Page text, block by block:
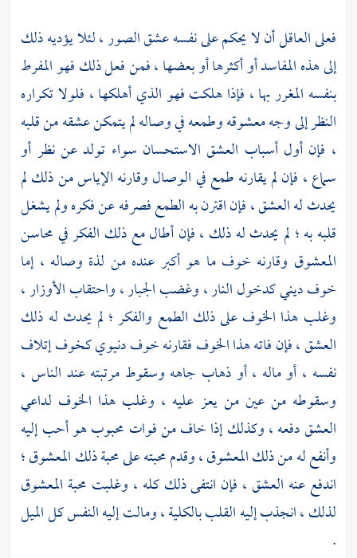
فعلى العاقل أن لا يحكم على نفسه عشق الصور ، لئلا يؤديه ذلك
إلى هذه المفاسد أو أكثرها أو بعضها ، فمن فعل ذلك فهو المفرط
بنفسه المغرر بها ، فإذا هلكت فهو الذي أهلكها ، فلولا تكراره
النظر إلى وجه معشوقه وطمعه في وصاله لم يتمكن عشقه من قلبه
، فإن أول أسباب العشق الاستحسان سواء تولد عن نظر أو
سماع ، فإن لم يقارنه طمع في الوصال وقارنه الإياس من ذلك لم
يحدث له العشق ، فإن اقترن به الطمع فصرفه عن فكره ولم يشغل
قلبه به ؛ لم يحدث له ذلك ، فإن أطال مع ذلك الفكر في محاسن
المعشوق وقارنه خوف ما هو أكبر عنده من لذة وصاله ، إما
خوف ديني كدخول النار ، وغضب الجبار ، واحتقاب الأوزار ،
وغلب هذا الخوف على ذلك الطمع والفكر ؛ لم يحدث له ذلك
العشق ، فإن فاته هذا الخوف فقارنه خوف دنيوي كخوف إتلاف
نفسه ، أو ماله ، أو ذهاب جاهه وسقوط مرتبته عند الناس ،
وسقوطه من عين من يعز عليه ، وغلب هذا الخوف لداعي
العشق دفعه ، وكذلك إذا خاف من فوات محبوب هو أحب إليه
وأنفع له من ذلك المعشوق ، وقدم محبته على محبة ذلك المعشوق ؛
اندفع عنه العشق ، فإن انتفى ذلك كله ، وغلبت محبة المعشوق
لذلك ، انجذب إليه القلب بالكلية ، ومالت إليه النفس كل الميل
.